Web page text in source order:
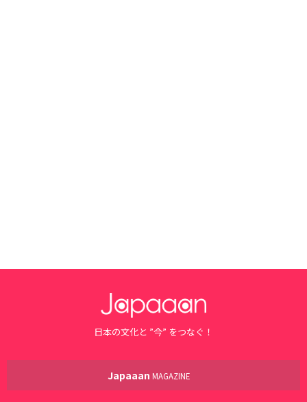
日本の文化と ”今” をつなぐ！
Japaaan MAGAZINE